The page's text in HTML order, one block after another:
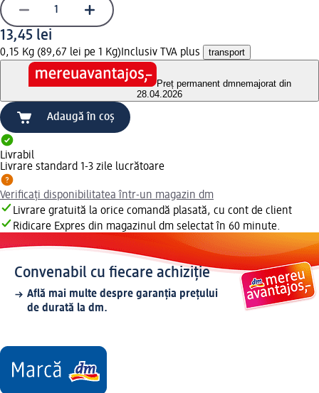
13,45 lei
0,15 Kg (89,67 lei pe 1 Kg) Inclusiv TVA plus transport
Preț permanent dmnemajorat din
28.04.2026
Adaugă în coș
Livrabil
Livrare standard 1-3 zile lucrătoare
Verificați disponibilitatea într-un magazin dm
Livrare gratuită la orice comandă plasată, cu cont de client
Ridicare Expres din magazinul dm selectat în 60 minute.
Convenabil cu fiecare achiziție
Află mai multe despre garanția prețului
de durată la dm.